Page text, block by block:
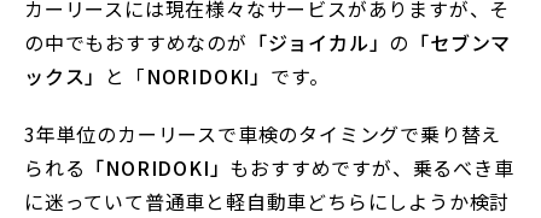
カーリースには現在様々なサービスがありますが、そ
の中でもおすすめなのが 「ジョイカル」 の 「セブンマ
ックス」 と「NORIDOKI」 です。
3年単位のカーリースで車検のタイミングで乗り替え
られる 「NORIDOKI」 もおすすめですが、乗るべき車
に迷っていて普通車と軽自動車どちらにしようか検討